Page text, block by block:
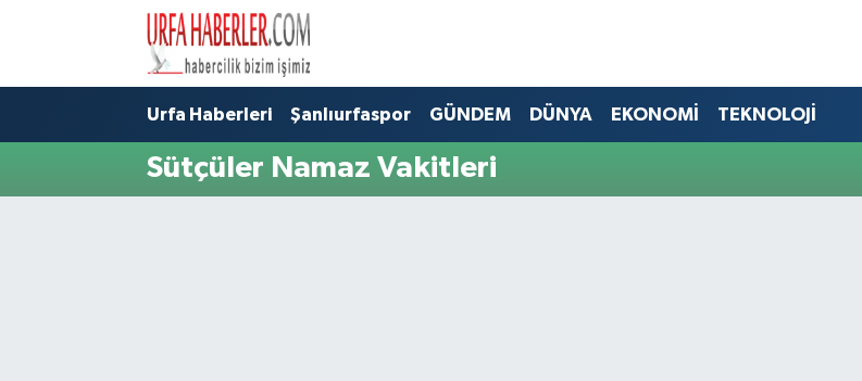
Urfa Haberleri Şanlıurfaspor GÜNDEM DÜNYA EKONOMİ TEKNOLOJİ
Sütçüler Namaz Vakitleri
Şanlıurfa Nöbetçi Eczaneler
Şanlıurfa Namaz Vakitleri